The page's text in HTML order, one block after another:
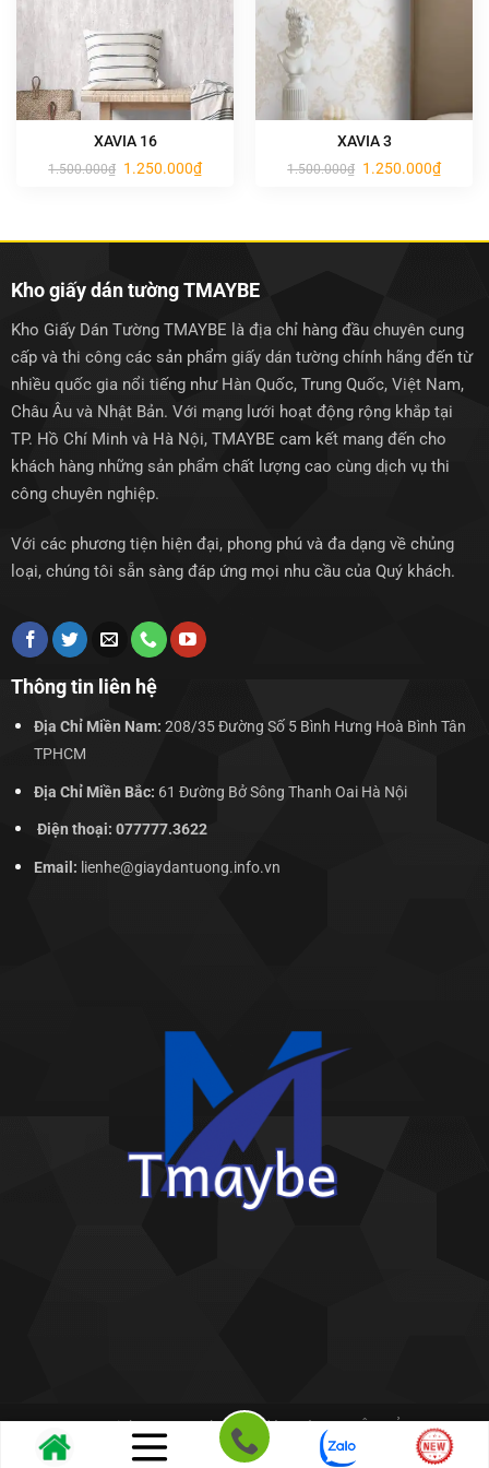
XAVIA 16
1.500.000₫ Giá
gốc
1.250.000₫Giá
hiện
XAVIA 3
1.500.000₫ Giá
gốc
1.250.000₫Giá
hiện
Kho giấy dán tường TMAYBE
Kho Giấy Dán Tường TMAYBE là địa chỉ hàng đầu chuyên cung
cấp và thi công các sản phẩm giấy dán tường chính hãng đến từ
nhiều quốc gia nổi tiếng như Hàn Quốc, Trung Quốc, Việt Nam,
Châu Âu và Nhật Bản. Với mạng lưới hoạt động rộng khắp tại
TP. Hồ Chí Minh và Hà Nội, TMAYBE cam kết mang đến cho
khách hàng những sản phẩm chất lượng cao cùng dịch vụ thi
công chuyên nghiệp.
Với các phương tiện hiện đại, phong phú và đa dạng về chủng
loại, chúng tôi sẵn sàng đáp ứng mọi nhu cầu của Quý khách.
Thông tin liên hệ
Địa Chỉ Miền Nam: 208/35 Đường Số 5 Bình Hưng Hoà Bình Tân
TPHCM
Địa Chỉ Miền Bắc: 61 Đường Bở Sông Thanh Oai Hà Nội
Điện thoại: 077777.3622
Email: lienhe@giaydantuong.info.vn
Copyright 2026 ©Kho giấy dán tường THIÊN BẢO